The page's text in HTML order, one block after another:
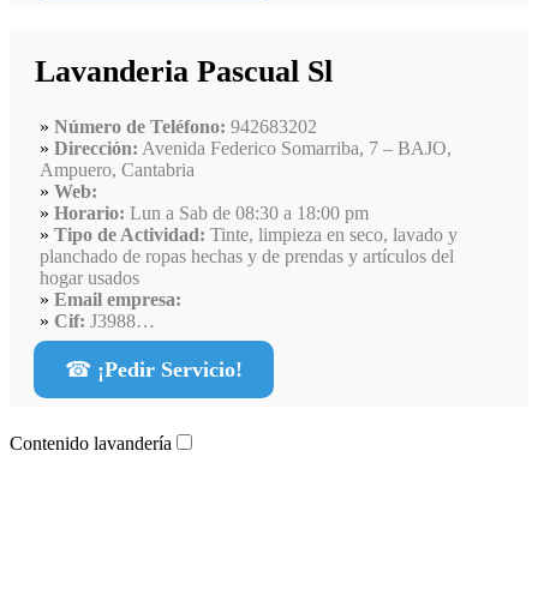
Lavanderia Pascual Sl
Número de Teléfono: 942683202
Dirección: Avenida Federico Somarriba, 7 – BAJO,
Ampuero, Cantabria
Web:
Horario: Lun a Sab de 08:30 a 18:00 pm
Tipo de Actividad: Tinte, limpieza en seco, lavado y
planchado de ropas hechas y de prendas y artículos del
hogar usados
Email empresa:
Cif: J3988…
☎ ¡Pedir Servicio!
Contenido lavandería